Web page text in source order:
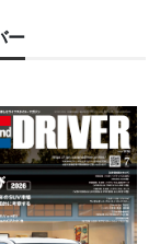
ー